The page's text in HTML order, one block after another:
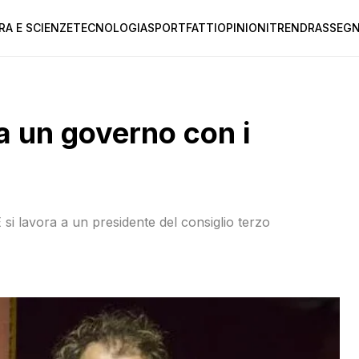
E SCIENZETECNOLOGIASPORTFATTIOPINIONITREND
un governo con i
lavora a un presidente del consiglio terzo